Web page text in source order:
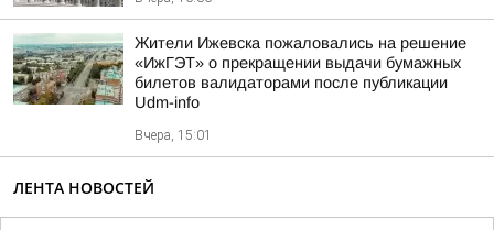
Жители Ижевска пожаловались на решение
«ИжГЭТ» о прекращении выдачи бумажных
билетов валидаторами после публикации
Udm-info
Вчера, 15:01
ЛЕНТА НОВОСТЕЙ